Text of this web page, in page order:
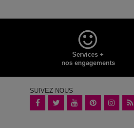
Services +
nos engagements
SUIVEZ NOUS